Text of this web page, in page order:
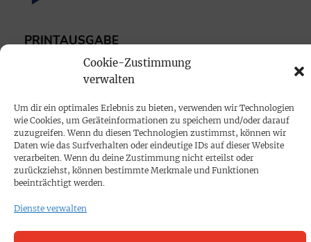
Cookie-Zustimmung
verwalten
Um dir ein optimales Erlebnis zu bieten, verwenden wir Technologien
wie Cookies, um Geräteinformationen zu speichern und/oder darauf
zuzugreifen. Wenn du diesen Technologien zustimmst, können wir
Daten wie das Surfverhalten oder eindeutige IDs auf dieser Website
verarbeiten. Wenn du deine Zustimmung nicht erteilst oder
zurückziehst, können bestimmte Merkmale und Funktionen
beeinträchtigt werden.
Dienste verwalten
PRINTAUSGABE
Mediadaten
PROKOMPAKT
Impressum
SPENDEN
Datenschutz